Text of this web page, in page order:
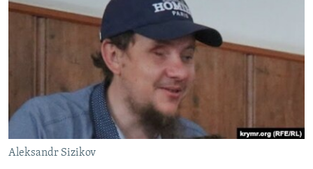
BLOGLAR
Українською
QOŞULIÑIZ!
Aleksandr Sizikov